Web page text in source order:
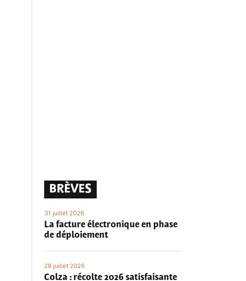
BRÈVES
31 juillet 2026
La facture électronique en phase
de déploiement
28 juillet 2026
Colza : récolte 2026 satisfaisante